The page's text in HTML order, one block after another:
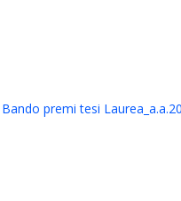
premi tesi